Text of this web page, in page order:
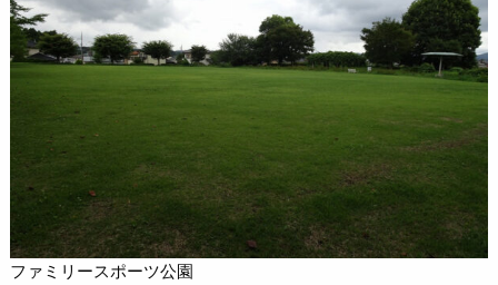
ファミリースポーツ公園